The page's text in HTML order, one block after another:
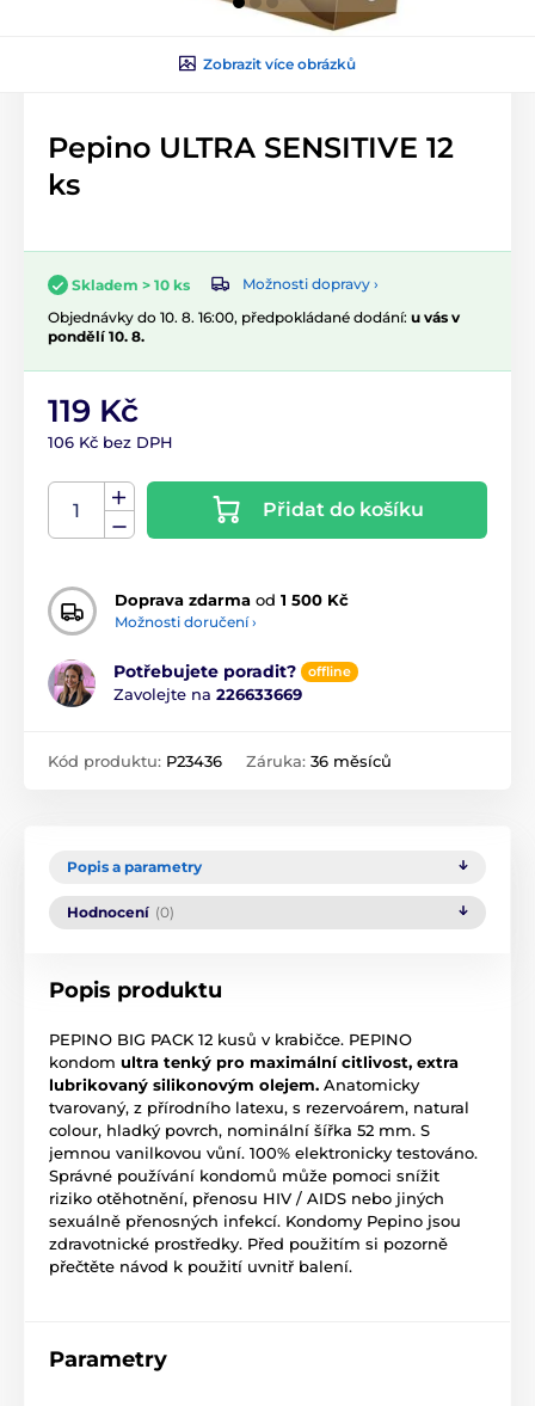
Zobrazit více obrázků
Pepino ULTRA SENSITIVE 12
ks
Skladem > 10 ks
Možnosti dopravy ›
Objednávky do 10. 8. 16:00, předpokládané dodání: u vás v
pondělí 10. 8.
119 Kč
106 Kč bez DPH
Přidat do košíku
Doprava zdarma od 1 500 Kč
Možnosti doručení ›
Potřebujete poradit? offline
Zavolejte na 226633669
Kód produktu: P23436 Záruka: 36 měsíců
Popis a parametry
Hodnocení (0)
Popis produktu
PEPINO BIG PACK 12 kusů v krabičce. PEPINO
kondom ultra tenký pro maximální citlivost, extra
lubrikovaný silikonovým olejem. Anatomicky
tvarovaný, z přírodního latexu, s rezervoárem, natural
colour, hladký povrch, nominální šířka 52 mm. S
jemnou vanilkovou vůní. 100% elektronicky testováno.
Správné používání kondomů může pomoci snížit
riziko otěhotnění, přenosu HIV / AIDS nebo jiných
sexuálně přenosných infekcí. Kondomy Pepino jsou
zdravotnické prostředky. Před použitím si pozorně
přečtěte návod k použití uvnitř balení.
Parametry